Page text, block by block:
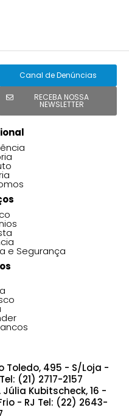
Canal de Denúncias
RECEBA NOSSA
NEWSLETTER
e Segurança
Toledo, 495 - S/Loja -
(21) 2717-2157
Júlia Kubitscheck, 16 -
- RJ Tel: (22) 2643-